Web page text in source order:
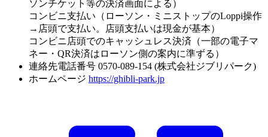
ソンチケット等の決済画面による）
コンビニ支払い（ローソン・ミニストップのLoppi操作
→店頭で支払い。店頭支払いは現金が基本）
コンビニ店頭でのキャッシュレス決済（一部の電子マ
ネー・QR決済はローソン側の案内に準ずる）
連絡先電話番号 0570-089-154 (株式会社ジブリパーク)
ホームページ https://ghibli-park.jp